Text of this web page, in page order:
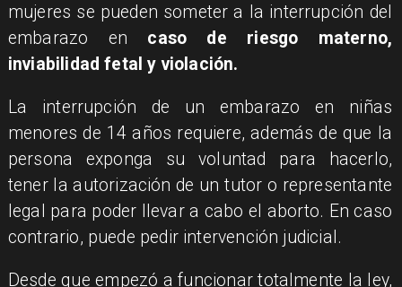
mujeres se pueden someter a la interrupción del
embarazo en caso de riesgo materno,
inviabilidad fetal y violación.
La interrupción de un embarazo en niñas
menores de 14 años requiere, además de que la
persona exponga su voluntad para hacerlo,
tener la autorización de un tutor o representante
legal para poder llevar a cabo el aborto. En caso
contrario, puede pedir intervención judicial.
Desde que empezó a funcionar totalmente la ley,